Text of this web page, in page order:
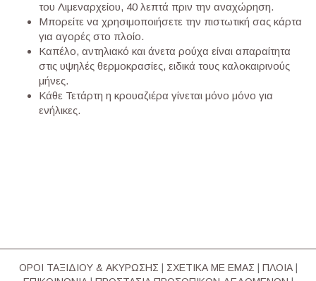
του Λιμεναρχείου, 40 λεπτά πριν την αναχώρηση.
Μπορείτε να χρησιμοποιήσετε την πιστωτική σας κάρτα
για αγορές στο πλοίο.
Καπέλο, αντηλιακό και άνετα ρούχα είναι απαραίτητα
στις υψηλές θερμοκρασίες, ειδικά τους καλοκαιρινούς
μήνες.
Κάθε Τετάρτη η κρουαζιέρα γίνεται μόνο μόνο για
ενήλικες.
ΟΡΟΙ ΤΑΞΙΔΙΟΥ & ΑΚΥΡΩΣΗΣ ΣΧΕΤΙΚΑ ΜΕ ΕΜΑΣ ΠΛΟΙΑ|